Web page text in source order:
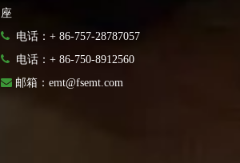
座
 电话：+ 86-757-28787057
 电话： + 86-750-8912560
 邮箱： emt@fsemt.com